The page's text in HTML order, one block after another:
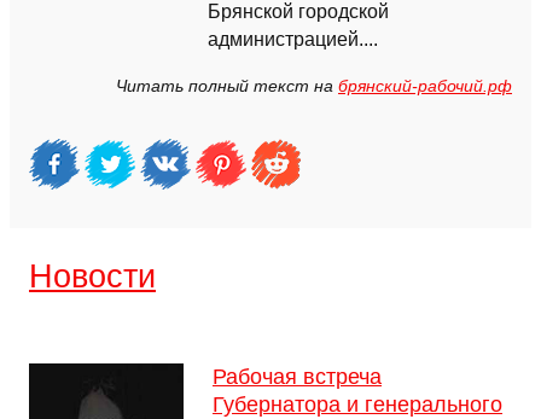
Брянской городской
администрацией....
Читать полный текст на брянский-рабочий.рф
Новости
Рабочая встреча
Губернатора и генерального